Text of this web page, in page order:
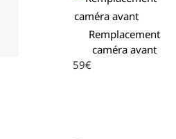
Remplacement
caméra avant
59€